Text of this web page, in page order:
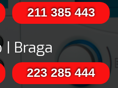
211 385 443
Braga
223 285 444